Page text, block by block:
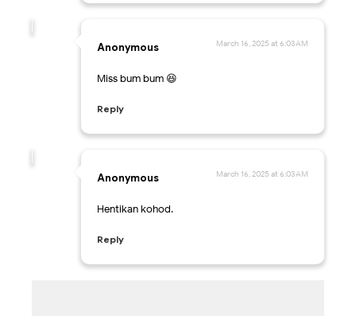
Anonymous March 16, 2025 at 6:03 AM
Miss bum bum 😆
Reply
Anonymous March 16, 2025 at 6:03 AM
Hentikan kohod.
Reply